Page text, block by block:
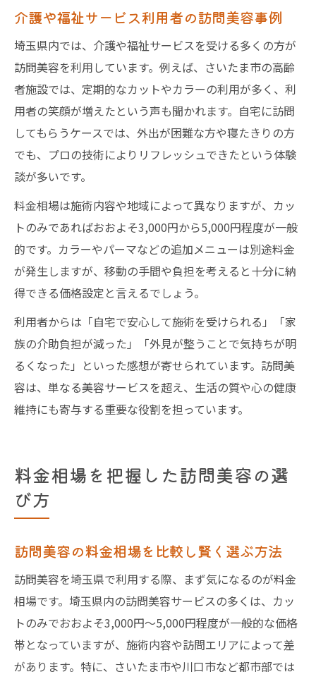
介護や福祉サービス利用者の訪問美容事例
埼玉県内では、介護や福祉サービスを受ける多くの方が
訪問美容を利用しています。例えば、さいたま市の高齢
者施設では、定期的なカットやカラーの利用が多く、利
用者の笑顔が増えたという声も聞かれます。自宅に訪問
してもらうケースでは、外出が困難な方や寝たきりの方
でも、プロの技術によりリフレッシュできたという体験
談が多いです。
料金相場は施術内容や地域によって異なりますが、カッ
トのみであればおおよそ3,000円から5,000円程度が一般
的です。カラーやパーマなどの追加メニューは別途料金
が発生しますが、移動の手間や負担を考えると十分に納
得できる価格設定と言えるでしょう。
利用者からは「自宅で安心して施術を受けられる」「家
族の介助負担が減った」「外見が整うことで気持ちが明
るくなった」といった感想が寄せられています。訪問美
容は、単なる美容サービスを超え、生活の質や心の健康
維持にも寄与する重要な役割を担っています。
料金相場を把握した訪問美容の選
び方
訪問美容の料金相場を比較し賢く選ぶ方法
訪問美容を埼玉県で利用する際、まず気になるのが料金
相場です。埼玉県内の訪問美容サービスの多くは、カッ
トのみでおおよそ3,000円〜5,000円程度が一般的な価格
帯となっていますが、施術内容や訪問エリアによって差
があります。特に、さいたま市や川口市など都市部では